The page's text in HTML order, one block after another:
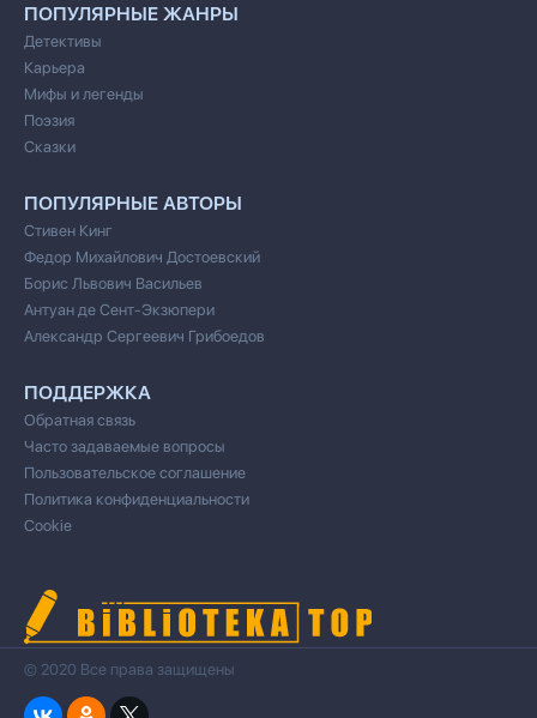
ПОПУЛЯРНЫЕ ЖАНРЫ
Детективы
Карьера
Мифы и легенды
Поэзия
Сказки
ПОПУЛЯРНЫЕ АВТОРЫ
Стивен Кинг
Федор Михайлович Достоевский
Борис Львович Васильев
Антуан де Сент-Экзюпери
Александр Сергеевич Грибоедов
ПОДДЕРЖКА
Обратная связь
Часто задаваемые вопросы
Пользовательское соглашение
Политика конфиденциальности
Cookie
© 2020 Все права защищены